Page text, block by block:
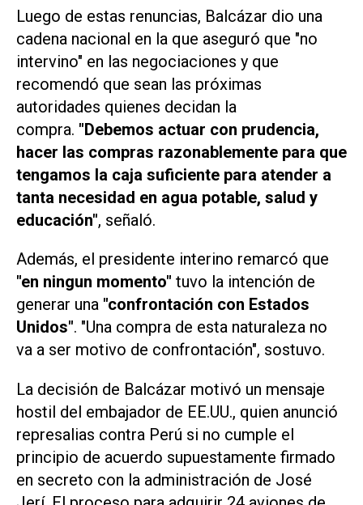
Luego de estas renuncias, Balcázar dio una
cadena nacional en la que aseguró que "no
intervino" en las negociaciones y que
recomendó que sean las próximas
autoridades quienes decidan la
compra. "Debemos actuar con prudencia,
hacer las compras razonablemente para que
tengamos la caja suficiente para atender a
tanta necesidad en agua potable, salud y
educación", señaló.
Además, el presidente interino remarcó que
"en ningun momento" tuvo la intención de
generar una "confrontación con Estados
Unidos". "Una compra de esta naturaleza no
va a ser motivo de confrontación", sostuvo.
La decisión de Balcázar motivó un mensaje
hostil del embajador de EE.UU., quien anunció
represalias contra Perú si no cumple el
principio de acuerdo supuestamente firmado
en secreto con la administración de José